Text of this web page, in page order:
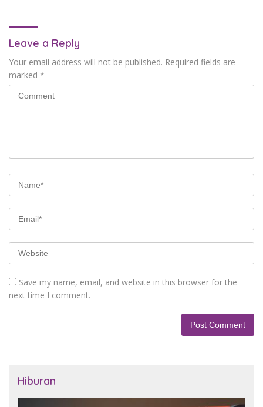
Leave a Reply
Your email address will not be published. Required fields are
marked *
Save my name, email, and website in this browser for the
next time I comment.
Hiburan